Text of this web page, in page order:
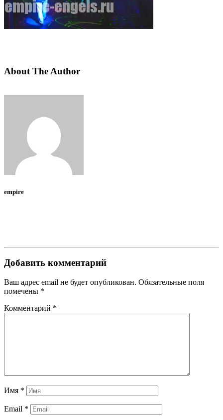
About The Author
empire
Добавить комментарий
Ваш адрес email не будет опубликован. Обязательные поля
помечены *
Комментарий *
Имя *
Email *